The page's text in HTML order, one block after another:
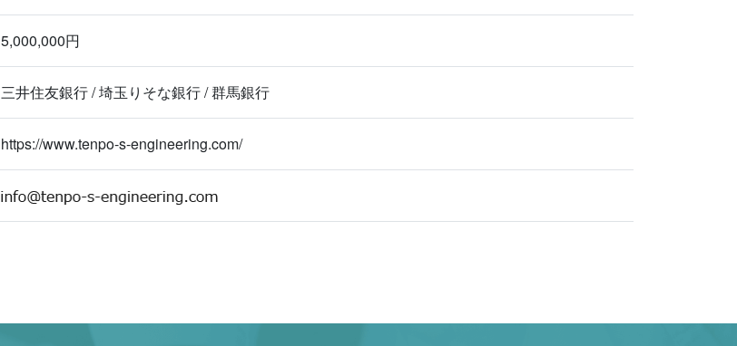
5,000,000円
三井住友銀行 / 埼玉りそな銀行 / 群馬銀行
https://www.tenpo-s-engineering.com/